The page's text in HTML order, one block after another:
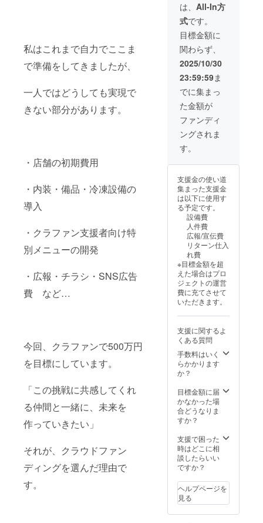
私はこれまで自力でここま
で準備をしてきましたが、
一人ではどうしても実現で
きない部分があります。
・店舗の初期費用
・内装・備品・冷凍設備の
導入
・クラファン支援者向け特
別メニューの開発
・広報・チラシ・SNS広告
費 など…
今回、クラファンで500万円
を目標にしています。
「この挑戦に共感してくれ
る仲間と一緒に、未来を
作っていきたい」
それが、クラウドファン
ディングを選んだ理由で
す。
は、 All-In方
式です。
目標金額に
関わらず、
2025/10/30
23:59:59ま
でに集まっ
た金額が
ファンディ
ングされま
す。
支援金の使い道
集まった支援金
は以下に使用す
る予定です。
設備費
人件費
広報/宣伝費
リターン仕入
れ費
※目標金額を超
えた場合はプロ
ジェクトの運営
費に充てさせて
いただきます。
支援に関するよ
くある質問
手数料はいく
らかかります
か？
目標金額に届
かなかった場
合どうなりま
すか？
支援で困った
時はどこに相
談したらいい
ですか？
ヘルプページを
見る